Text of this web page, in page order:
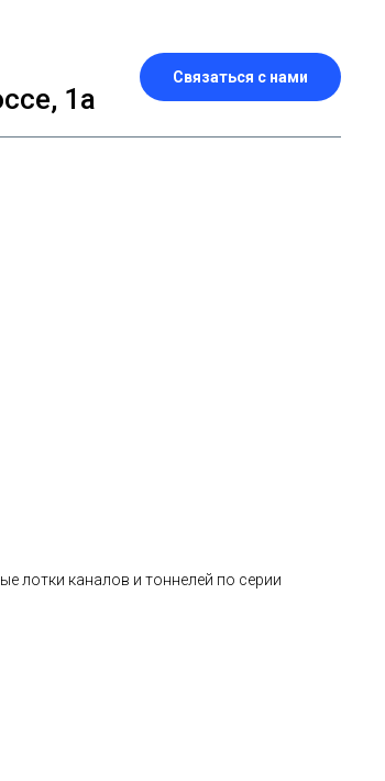
1а
Связаться с нами
лотки каналов и тоннелей по серии